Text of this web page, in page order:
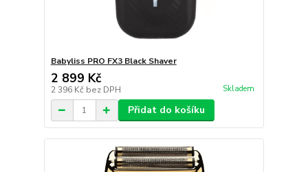
Babyliss PRO FX3 Black Shaver
2 899 Kč
2 396 Kč bez DPH Skladem
Přidat do košíku